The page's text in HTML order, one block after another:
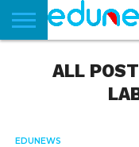
NEWS
EDUNEWS
LITERASI
PUSTAKA
SOSOK
TEKNO
KHASANAH
SASTRAALL
EDUNEWS